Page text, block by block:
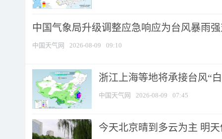
中国气象局升级调整应急响应为台风暴雨
中国天气网 2026-08-09 09:10
浙江上海等地将承接台风“
中国天气网 2026-08-09 07:45
今天北京晴到多云为主 明